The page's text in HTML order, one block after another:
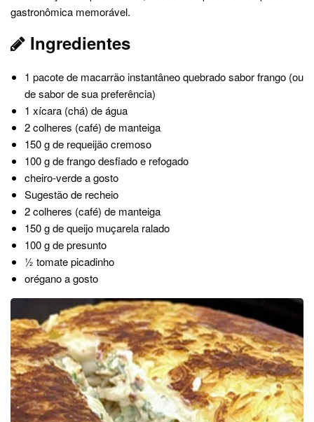
gastronômica memorável.
Ingredientes
1 pacote de macarrão instantâneo quebrado sabor frango (ou
de sabor de sua preferência)
1 xícara (chá) de água
2 colheres (café) de manteiga
150 g de requeijão cremoso
100 g de frango desfiado e refogado
cheiro-verde a gosto
Sugestão de recheio
2 colheres (café) de manteiga
150 g de queijo muçarela ralado
100 g de presunto
½ tomate picadinho
orégano a gosto